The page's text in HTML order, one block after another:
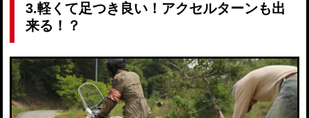
3.軽くて足つき良い！アクセルターンも出
来る！？